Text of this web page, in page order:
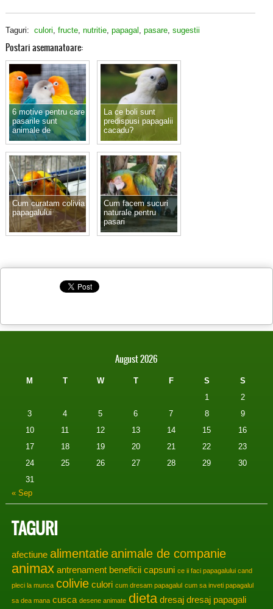
Taguri: culori, fructe, nutritie, papagal , pasare, sugestii
Postari asemanatoare:
6 motive pentru care
pasarile sunt
animale de
companie excelente
La ce boli sunt
predispusi papagalii
cacadu?
Cum curatam colivia
papagalului
Cum facem sucuri
naturale pentru
pasari
August 2026
M T W T F S
S
1
2
3
4 5 6 7 8
9
10
11 12 13 14 15
16
17
18 19 20 21 22
23
24
25 26 27 28 29
30
31
« Sep
TAGURI
afectiune alimentatieanimale de companie
animax antrenament beneficii capsuni ce ii faci papagalului cand
pleci la munca colivie culori cum dresam papagalul cum sa inveti papagalul
sa dea mana cusca desene animate dieta dresaj dresaj papagali